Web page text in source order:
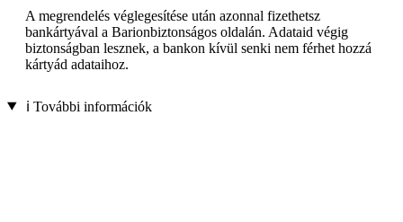
A megrendelés véglegesítése után azonnal fizethetsz
bankártyával a Barionbiztonságos oldalán. Adataid végig
biztonságban lesznek, a bankon kívül senki nem férhet hozzá
kártyád adataihoz.
ℹ️ További információk